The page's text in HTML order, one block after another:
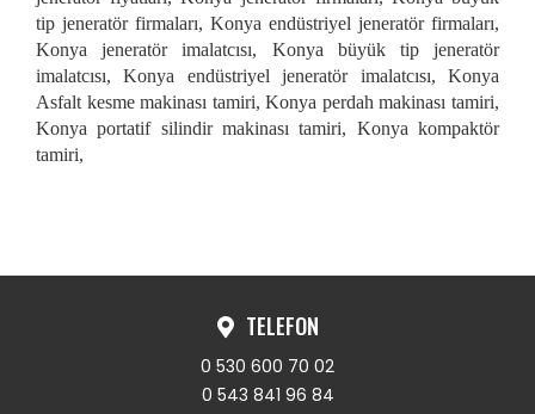
tip jeneratör firmaları, Konya endüstriyel jeneratör firmaları,
Konya jeneratör imalatcısı, Konya büyük tip jeneratör
imalatcısı, Konya endüstriyel jeneratör imalatcısı, Konya
Asfalt kesme makinası tamiri, Konya perdah makinası tamiri,
Konya portatif silindir makinası tamiri, Konya kompaktör
tamiri,
TELEFON
0 530 600 70 02
0 543 841 96 84